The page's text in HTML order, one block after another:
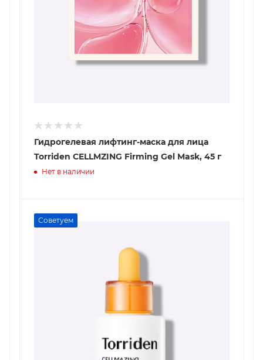
Гидрогелевая лифтинг-маска для лица
Torriden CELLMZING Firming Gel Mask, 45 г
Нет в наличии
Советуем